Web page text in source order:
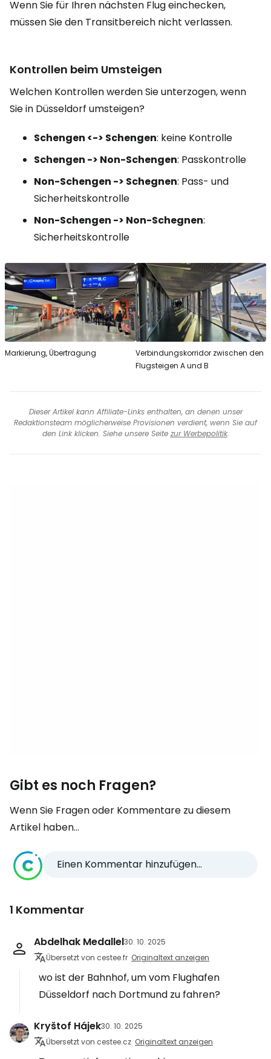
Wenn Sie für Ihren nächsten Flug einchecken,
müssen Sie den Transitbereich nicht verlassen.
Kontrollen beim Umsteigen
Welchen Kontrollen werden Sie unterzogen, wenn
Sie in Düsseldorf umsteigen?
Schengen <-> Schengen: keine Kontrolle
Schengen -> Non-Schengen: Passkontrolle
Non-Schengen -> Schegnen: Pass- und
Sicherheitskontrolle
Non-Schengen -> Non-Schegnen:
Sicherheitskontrolle
Markierung, Übertragung
Verbindungskorridor zwischen den
Flugsteigen A und B
Dieser Artikel kann Affiliate-Links enthalten, an denen unser
Redaktionsteam möglicherweise Provisionen verdient, wenn Sie auf
den Link klicken. Siehe unsere Seite zur Werbepolitik.
Gibt es noch Fragen?
Wenn Sie Fragen oder Kommentare zu diesem
Artikel haben...
Einen Kommentar hinzufügen...
1 Kommentar
Abdelhak Medallel30. 10. 2025
Übersetzt von cestee.fr Originaltext anzeigen
wo ist der Bahnhof, um vom Flughafen
Düsseldorf nach Dortmund zu fahren?
Kryštof Hájek30. 10. 2025
Übersetzt von cestee.cz Originaltext anzeigen